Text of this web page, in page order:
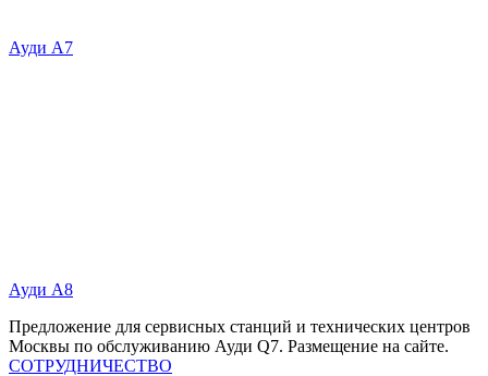
Ауди А7
Ауди А8
Предложение для сервисных станций и технических центров
Москвы по обслуживанию Ауди Q7. Размещение на сайте.
СОТРУДНИЧЕСТВО